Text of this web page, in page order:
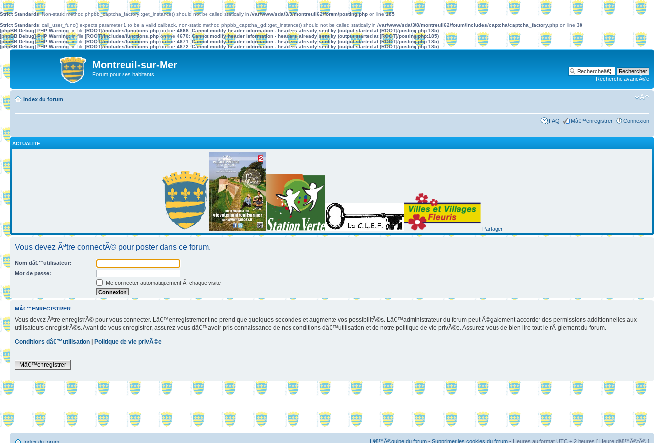
Strict Standards: Non-static method phpbb_captcha_factory::get_instance() should not be called statically in /var/www/sda/3/8/montreuil62/forum/posting.php on line185
Strict Standards: call_user_func() expects parameter 1 to be a valid callback, non-static method phpbb_captcha_gd::get_instance() should not be called statically in /var/www/sda/3/8/montreuil62/forum/includes/captcha/captcha_factory.php on line 38
[phpBB Debug] PHP Warning: in file [ROOT]/includes/functions.php on line 4668: Cannot modify header information - headers already sent by (output started at [ROOT]/posting.php:185)
[phpBB Debug] PHP Warning: in file [ROOT]/includes/functions.phpon line 4670:Cannot modify header information - headers already sent by (output started at [ROOT]/posting.php:185)
[phpBB Debug] PHP Warning: in file [ROOT]/includes/functions.phpon line 4671 :Cannot modify header information - headers already sent by (output started at [ROOT]/posting.php:185)
[phpBB Debug] PHP Warning: in file [ROOT]/includes/functions.phpon line 4672:Cannot modify header information - headers already sent by (output started at [ROOT]/posting.php:185)
Montreuil-sur-Mer
Forum pour ses habitants
Recherche avancÃ©e
Index du forum
FAQ Mâ€™enregistrer Connexion
ACTUALITE
Partager
Vous devez Ãªtre connectÃ© pour poster dans ce forum.
Nom dâ€™utilisateur:
Mot de passe:
Jâ€™ai oubliÃ© mon mot de passe
Me connecter automatiquement Ã chaque visite
Cacher mon statut en ligne pour cette session
MÂ€™ENREGISTRER
Vous devez Ãªtre enregistrÃ© pour vous connecter. Lâ€™enregistrement ne prend que quelques secondes et augmente vos possibilitÃ©s. Lâ€™administrateur du forum peut Ã©galement accorder des permissions additionnelles aux
utilisateurs enregistrÃ©s. Avant de vous enregistrer, assurez-vous dâ€™avoir pris connaissance de nos conditions dâ€™utilisation et de notre politique de vie privÃ©e. Assurez-vous de bien lire tout le rÃ¨glement du forum.
Conditions dâ€™utilisation
Politique de vie privÃ©e
Mâ€™enregistrer
Index du forum Lâ€™Ã©quipe du forum • Supprimer les cookies du forum • Heures au format UTC + 2 heures [ Heure dâ€™Ã©tÃ© ]